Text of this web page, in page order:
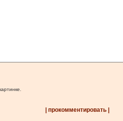
| прокомментировать |